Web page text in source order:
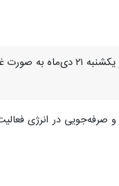
شهرکرد-ایرنا- سرپرست مدیریت بحران استانداری چهارمحال
صرفه‌جویی در انرژی